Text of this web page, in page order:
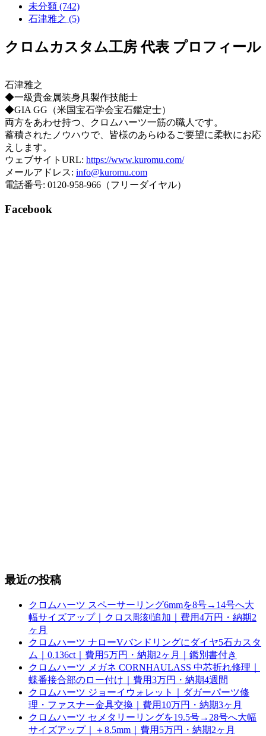
未分類 (742)
石津雅之 (5)
クロムカスタム工房 代表 プロフィール
石津雅之
◆一級貴金属装身具製作技能士
◆GIA GG（米国宝石学会宝石鑑定士）
両方をあわせ持つ、クロムハーツ一筋の職人です。
蓄積されたノウハウで、皆様のあらゆるご要望に柔軟にお応
えします。
ウェブサイトURL: https://www.kuromu.com/
メールアドレス: info@kuromu.com
電話番号: 0120-958-966（フリーダイヤル）
Facebook
最近の投稿
クロムハーツ スペーサーリング6mmを8号→14号へ大
幅サイズアップ｜クロス彫刻追加｜費用4万円・納期2
ヶ月
クロムハーツ ナローVバンドリングにダイヤ5石カスタ
ム｜0.136ct｜費用5万円・納期2ヶ月｜鑑別書付き
クロムハーツ メガネ CORNHAULASS 中芯折れ修理｜
蝶番接合部のロー付け｜費用3万円・納期4週間
クロムハーツ ジョーイウォレット｜ダガーパーツ修
理・ファスナー金具交換｜費用10万円・納期3ヶ月
クロムハーツ セメタリーリングを19.5号→28号へ大幅
サイズアップ｜＋8.5mm｜費用5万円・納期2ヶ月